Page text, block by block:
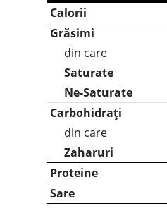
Calorii
Grăsimi
din care
Saturate
Ne-Saturate
Carbohidrați
din care
Zaharuri
Proteine
Sare